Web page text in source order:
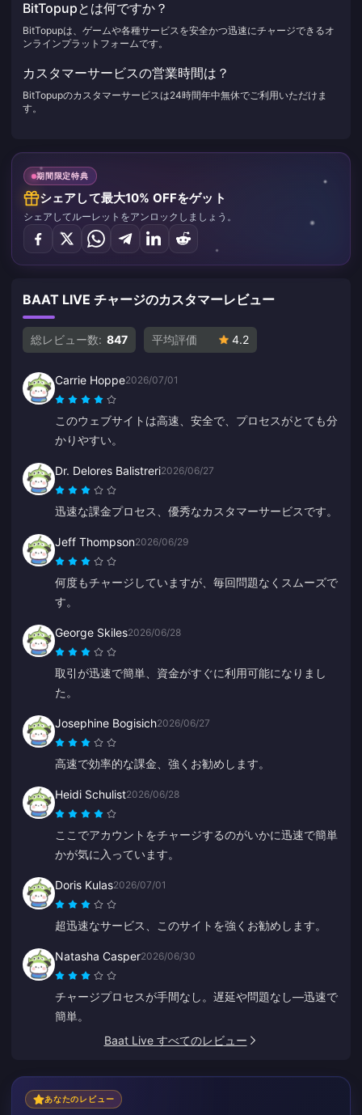
BitTopupとは何ですか？
BitTopupは、ゲームや各種サービスを安全かつ迅速にチャージできるオ
ンラインプラットフォームです。
カスタマーサービスの営業時間は？
BitTopupのカスタマーサービスは24時間年中無休でご利用いただけま
す。
期間限定特典
シェアして最大10% OFFをゲット
シェアしてルーレットをアンロックしましょう。
BAAT LIVE チャージのカスタマーレビュー
総レビュー数: 847 平均評価 4.2
Carrie Hoppe2026/07/01
このウェブサイトは高速、安全で、プロセスがとても分
かりやすい。
Dr. Delores Balistreri2026/06/27
迅速な課金プロセス、優秀なカスタマーサービスです。
Jeff Thompson2026/06/29
何度もチャージしていますが、毎回問題なくスムーズで
す。
George Skiles2026/06/28
取引が迅速で簡単、資金がすぐに利用可能になりまし
た。
Josephine Bogisich2026/06/27
高速で効率的な課金、強くお勧めします。
Heidi Schulist2026/06/28
ここでアカウントをチャージするのがいかに迅速で簡単
かが気に入っています。
Doris Kulas2026/07/01
超迅速なサービス、このサイトを強くお勧めします。
Natasha Casper2026/06/30
チャージプロセスが手間なし。遅延や問題なし—迅速で
簡単。
Baat Live すべてのレビュー
あなたのレビュー